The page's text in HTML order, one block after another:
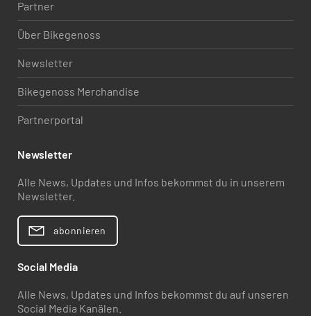
Partner
Über Bikegenoss
Newsletter
Bikegenoss Merchandise
Partnerportal
Newsletter
Alle News, Updates und Infos bekommst du in unserem
Newsletter.
abonnieren
Social Media
Alle News, Updates und Infos bekommst du auf unseren
Social Media Kanälen.